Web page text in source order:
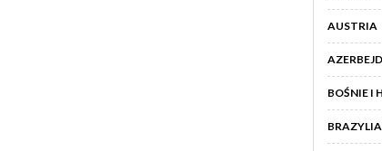
AUSTRIA
BOŚNIE I
BRAZYLIA